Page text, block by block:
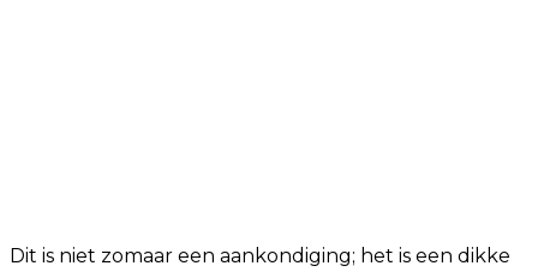
Dit is niet zomaar een aankondiging; het is een dikke